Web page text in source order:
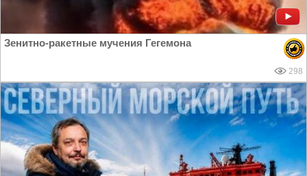
Зенитно-ракетные мучения Гегемона
298